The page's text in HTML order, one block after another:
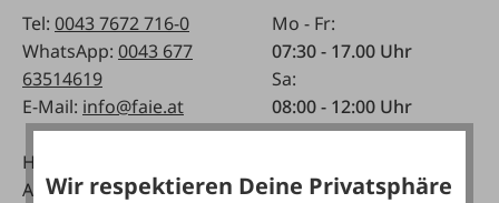
Tel: 0043 7672 716-0
WhatsApp: 0043 677
63514619
E-Mail: info@faie.at
Handelsstraße 9
A-4844 Regau
Mo - Fr:
07:30 - 17.00 Uhr
Sa:
08:00 - 12:00 Uhr
Mo - Fr:
Wir respektieren Deine Privatsphäre